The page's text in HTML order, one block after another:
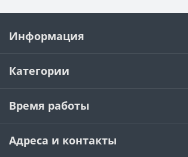
Информация
Категории
Время работы
Адреса и контакты